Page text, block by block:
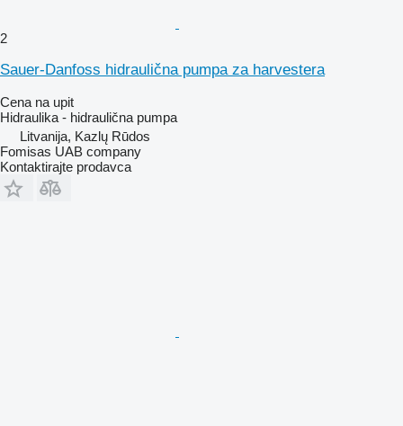
2
Sauer-Danfoss hidraulična pumpa za harvestera
Cena na upit
Hidraulika - hidraulična pumpa
Litvanija, Kazlų Rūdos
Fomisas UAB company
Kontaktirajte prodavca